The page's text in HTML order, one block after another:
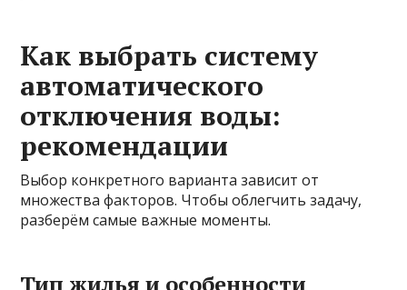
Как выбрать систему
автоматического
отключения воды:
рекомендации
Выбор конкретного варианта зависит от
множества факторов. Чтобы облегчить задачу,
разберём самые важные моменты.
Тип жилья и особенности